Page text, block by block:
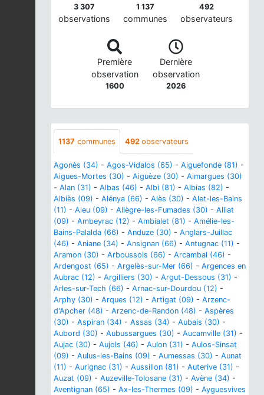
3 307
observations
1 137
communes
492
observateurs
Première
observation
1600
Dernière
observation
2026
1137 communes 492 observateurs
Agonès (34) - Agos-Vidalos (65) - Aiguefonde (81) -
Aigues-Mortes (30) - Aiguèze (30) - Aimargues (30)
- Alan (31) - Albas (46) - Albi (81) - Albias (82) -
Albiès (09) - Alénya (66) - Alès (30) - Alet-les-Bains
(11) - Aleu (09) - Allègre-les-Fumades (30) - Alliat
(09) - Ambeyrac (12) - Ambialet (81) - Amélie-les-
Bains-Palalda (66) - Anduze (30) - Anglars-Juillac
(46) - Aniane (34) - Ansignan (66) - Antugnac (11) -
Aramon (30) - Arboussols (66) - Arcambal (46) -
Ardengost (65) - Argelès-sur-Mer (66) - Argences en
Aubrac (12) - Argilliers (30) - Argut-Dessous (31) -
Arles-sur-Tech (66) - Arnac-sur-Dourdou (12) -
Arphy (30) - Arques (12) - Artigat (09) - Arzenc-
d'Apcher (48) - Arzenc-de-Randon (48) - Aspères
(30) - Aspiran (34) - Assas (34) - Aubais (30) -
Aubord (30) - Aubussargues (30) - Aucamville (31) -
Aujac (30) - Aujols (46) - Aulon (31) - Aulos-Sinsat
(09) - Aulus-les-Bains (09) - Aumessas (30) - Aunat
(11) - Aurignac (31) - Aussillon (81) - Auterive (31) -
Auzat (09) - Auzeville-Tolosane (31) - Avène (34) -
Aventignan (65) - Ax-les-Thermes (09) - Ayguesvives